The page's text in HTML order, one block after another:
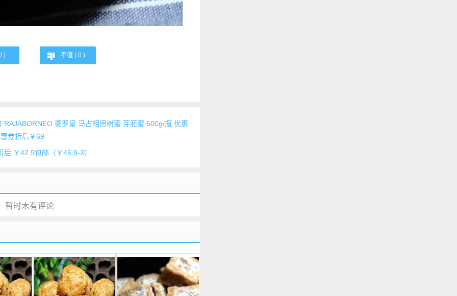
) 不值 ( 0 )
婆罗皇 马占相思树蜜 芽胚蜜 500g/瓶 优惠
券折后￥69
￥42.9包邮（￥45.9-3）
暂时木有评论